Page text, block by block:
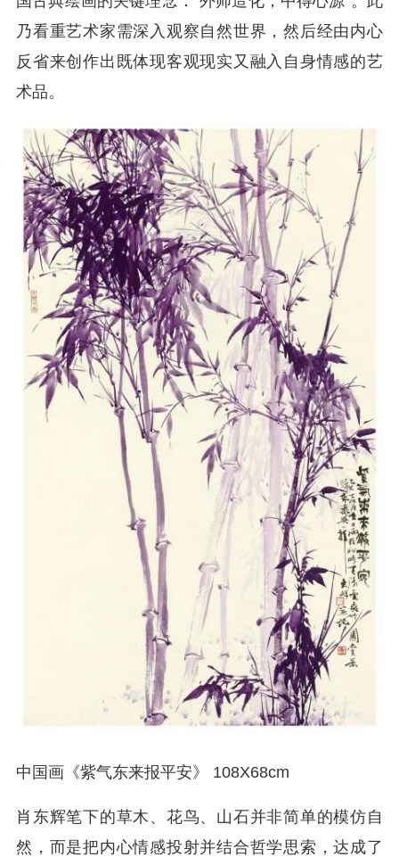
乃看重艺术家需深入观察自然世界，然后经由内心
反省来创作出既体现客观现实又融入自身情感的艺
术品。
中国画《紫气东来报平安》 108X68cm
肖东辉笔下的草木、花鸟、山石并非简单的模仿自
然，而是把内心情感投射并结合哲学思索，达成了